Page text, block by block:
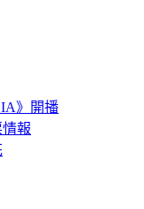
》開播
報